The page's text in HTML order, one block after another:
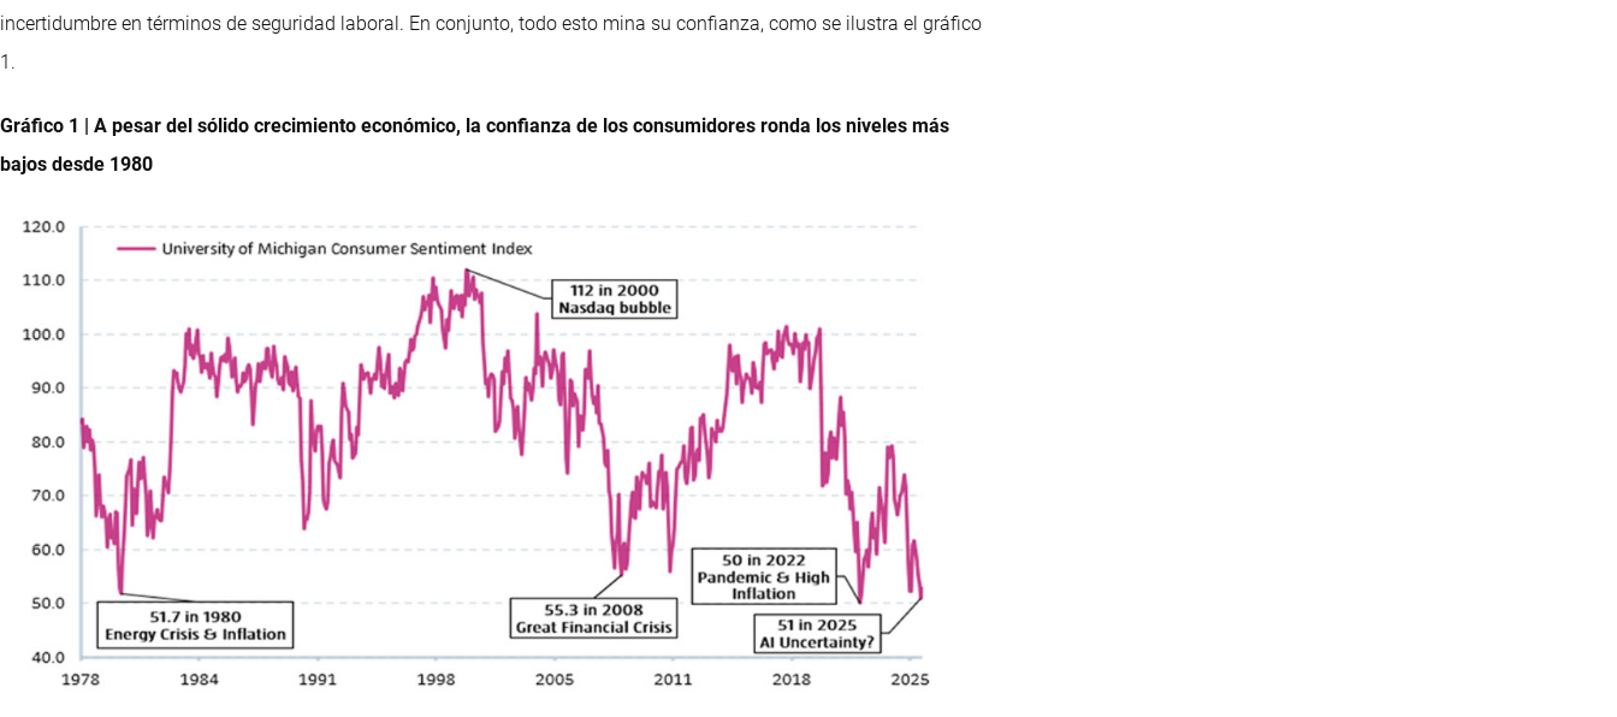
incertidumbre en términos de seguridad laboral. En conjunto, todo esto mina su confianza, como se ilustra el gráfico
1.
Gráfico 1 | A pesar del sólido crecimiento económico, la confianza de los consumidores ronda los niveles más
bajos desde 1980